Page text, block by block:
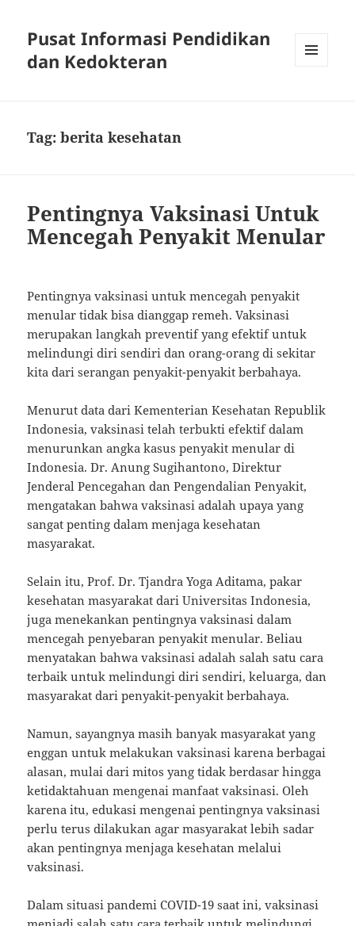
Pusat Informasi Pendidikan
dan Kedokteran
Tag:berita kesehatan
Pentingnya Vaksinasi Untuk
Mencegah Penyakit Menular
Pentingnya vaksinasi untuk mencegah penyakit
menular tidak bisa dianggap remeh. Vaksinasi
merupakan langkah preventif yang efektif untuk
melindungi diri sendiri dan orang-orang di sekitar
kita dari serangan penyakit-penyakit berbahaya.
Menurut data dari Kementerian Kesehatan Republik
Indonesia, vaksinasi telah terbukti efektif dalam
menurunkan angka kasus penyakit menular di
Indonesia. Dr. Anung Sugihantono, Direktur
Jenderal Pencegahan dan Pengendalian Penyakit,
mengatakan bahwa vaksinasi adalah upaya yang
sangat penting dalam menjaga kesehatan
masyarakat.
Selain itu, Prof. Dr. Tjandra Yoga Aditama, pakar
kesehatan masyarakat dari Universitas Indonesia,
juga menekankan pentingnya vaksinasi dalam
mencegah penyebaran penyakit menular. Beliau
menyatakan bahwa vaksinasi adalah salah satu cara
terbaik untuk melindungi diri sendiri, keluarga, dan
masyarakat dari penyakit-penyakit berbahaya.
Namun, sayangnya masih banyak masyarakat yang
enggan untuk melakukan vaksinasi karena berbagai
alasan, mulai dari mitos yang tidak berdasar hingga
ketidaktahuan mengenai manfaat vaksinasi. Oleh
karena itu, edukasi mengenai pentingnya vaksinasi
perlu terus dilakukan agar masyarakat lebih sadar
akan pentingnya menjaga kesehatan melalui
vaksinasi.
Dalam situasi pandemi COVID-19 saat ini, vaksinasi